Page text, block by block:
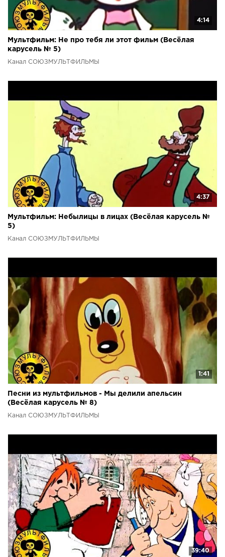
4:14
Мультфильм: Не про тебя ли этот фильм (Весёлая
карусель № 5)
Канал СОЮЗМУЛЬТФИЛЬМЫ
4:37
Мультфильм: Небылицы в лицах (Весёлая карусель №
5)
Канал СОЮЗМУЛЬТФИЛЬМЫ
1:41
Песни из мультфильмов - Мы делили апельсин
(Весёлая карусель № 8)
Канал СОЮЗМУЛЬТФИЛЬМЫ
39:40